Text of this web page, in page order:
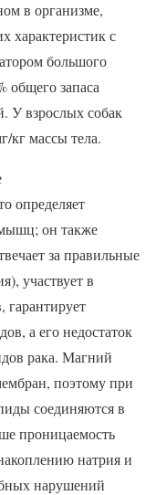
в организме,
характеристик с
большого
общего запаса
У взрослых собак
кг массы тела.
определяет
он также
за правильные
участвует в
гарантирует
а его недостаток
рака. Магний
поэтому при
соединяются в
проницаемость
натрия и
нарушений